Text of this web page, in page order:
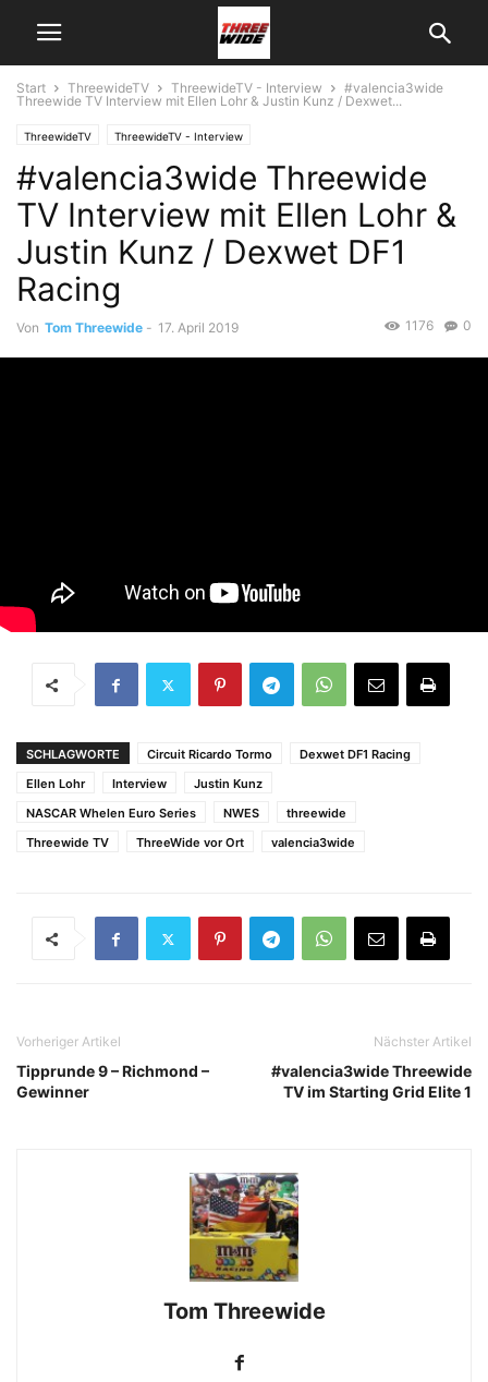
Start ThreewideTV ThreewideTV - Interview
#valencia3wide
Threewide TV Interview mit Ellen Lohr & Justin Kunz / Dexwet...
ThreewideTV ThreewideTV - Interview
#valencia3wide Threewide
TV Interview mit Ellen Lohr &
Justin Kunz / Dexwet DF1
Racing
Von Tom Threewide - 17. April 2019 0
1176
SCHLAGWORTE Circuit Ricardo Tormo
Dexwet DF1 Racing
Ellen Lohr
Interview
Justin Kunz
NASCAR Whelen Euro Series
NWES
threewide
Threewide TV
ThreeWide vor Ort valencia3wide
Vorheriger Artikel
Tipprunde 9 – Richmond –
Gewinner
Nächster Artikel
#valencia3wide Threewide
TV im Starting Grid Elite 1
Tom Threewide